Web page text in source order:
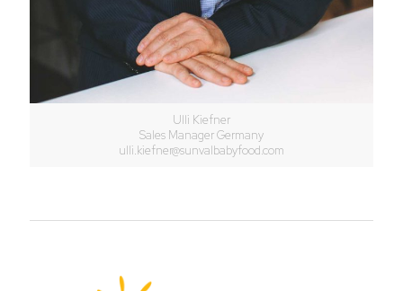
Ulli Kiefner
Sales Manager Germany
ulli.kiefner@sunvalbabyfood.com